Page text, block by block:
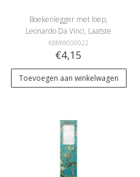
Boekenlegger met loep,
Leonardo Da Vinci, Laatste
avondmaal
KBMW000022
€4,15
Toevoegen aan winkelwagen